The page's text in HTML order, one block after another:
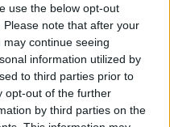
use the below opt-out
note that after your
continue seeing
information utilized by
to third parties prior to
opt-out of the further
by third parties on the